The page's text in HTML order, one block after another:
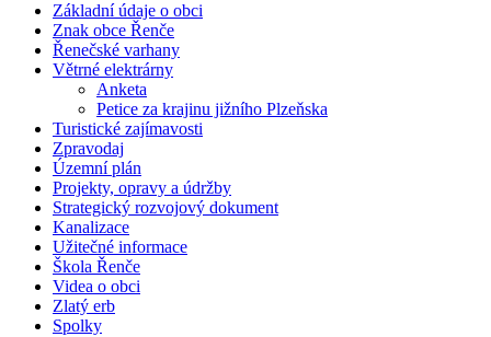
Základní údaje o obci
Znak obce Řenče
Řenečské varhany
Větrné elektrárny
Anketa
Petice za krajinu jižního Plzeňska
Turistické zajímavosti
Zpravodaj
Územní plán
Projekty, opravy a údržby
Strategický rozvojový dokument
Kanalizace
Užitečné informace
Škola Řenče
Videa o obci
Zlatý erb
Spolky